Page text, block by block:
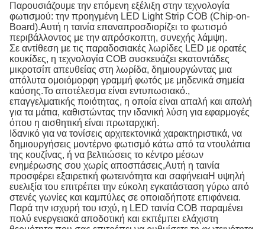
Παρουσιάζουμε την επόμενη εξέλιξη στην τεχνολογία
φωτισμού: την προηγμένη LED Light Strip COB (Chip-on-
Board).Αυτή η ταινία επαναπροσδιορίζει το φωτισμό
περιβάλλοντος με την απρόσκοπτη, συνεχής λάμψη.
Σε αντίθεση με τις παραδοσιακές λωρίδες LED με ορατές
κουκίδες, η τεχνολογία COB συσκευάζει εκατοντάδες
μικροτσίπ απευθείας στη λωρίδα, δημιουργώντας μια
απόλυτα ομοιόμορφη γραμμή φωτός με μηδενικά σημεία
καύσης.Το αποτέλεσμα είναι εντυπωσιακό.,
επαγγελματικής ποιότητας, η οποία είναι απαλή και απαλή
για τα μάτια, καθιστώντας την ιδανική λύση για εφαρμογές
όπου η αισθητική είναι πρωταρχική.
Ιδανικό για να τονίσεις αρχιτεκτονικά χαρακτηριστικά, να
δημιουργήσεις μοντέρνο φωτισμό κάτω από τα ντουλάπια
της κουζίνας, ή να βελτιώσεις το κέντρο μέσων
ενημέρωσης σου χωρίς αποσπάσεις,Αυτή η ταινία
προσφέρει εξαιρετική φωτεινότητα και σαφήνειαΗ υψηλή
ευελιξία του επιτρέπει την εύκολη εγκατάσταση γύρω από
στενές γωνίες και καμπύλες σε οποιαδήποτε επιφάνεια.
Παρά την ισχυρή του ισχύ, η LED ταινία COB παραμένει
πολύ ενεργειακά αποδοτική και εκπέμπει ελάχιστη